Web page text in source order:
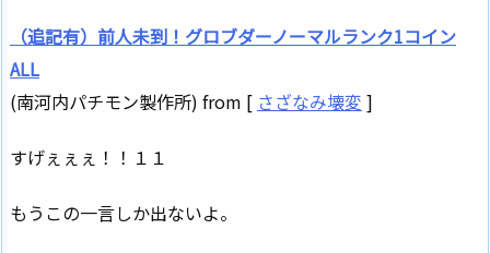
（追記有）前人未到！グロブダーノーマルランク1コイン
ALL
(南河内パチモン製作所) from [ さざなみ壊変 ]
すげぇぇぇ！！１１
もうこの一言しか出ないよ。